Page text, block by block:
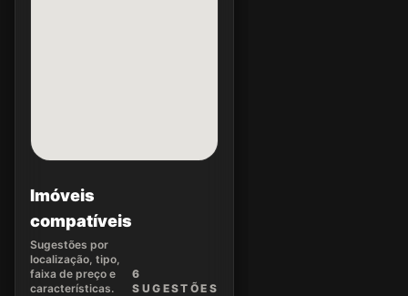
Imóveis
compatíveis
Sugestões por
localização, tipo,
faixa de preço e
características.
6
SUGEST ÕES